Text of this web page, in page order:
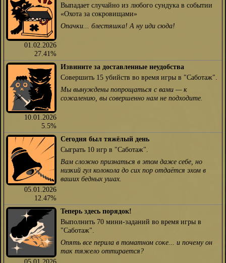
01.02.2026
27.41%
Выпадает случайно из любого сундука в событии
«Охота за сокровищами»
Опачки... блестяшка! А ну иди сюда!
10.01.2026
5.5%
Извините за доставленные неудобства
Совершить 15 убийств во время игры в "Саботаж".
Мы вынуждены попрощаться с вами — к
сожалению, вы совершенно нам не подходите.
05.01.2026
12.47%
Сегодня был тяжёлый день
Сыграть 10 игр в "Саботаж".
Вам сложно признаться в этом даже себе, но
низкий гул колокола до сих пор отдаётся эхом в
ваших бедных ушах.
Теперь здесь порядок!
Выполнить 70 мини-заданий во время игры в
"Саботаж".
Опять все перила в томатном соке... и почему он
так тяжело оттирается?